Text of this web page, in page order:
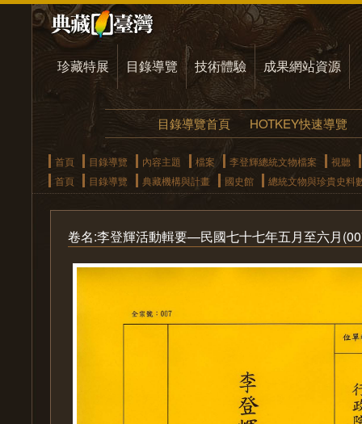
珍藏特展 目錄導覽 技術體驗 成果網站資源
目錄導覽首頁 HOTKEY快速導覽
首頁 目錄導覽 內容主題 檔案 李登輝總統文物檔案
視聽
首頁
目錄導覽 典藏機構與計畫 國史館 總統文物與珍貴史料
卷名:李登輝活動輯要—民國七十七年五月至六月